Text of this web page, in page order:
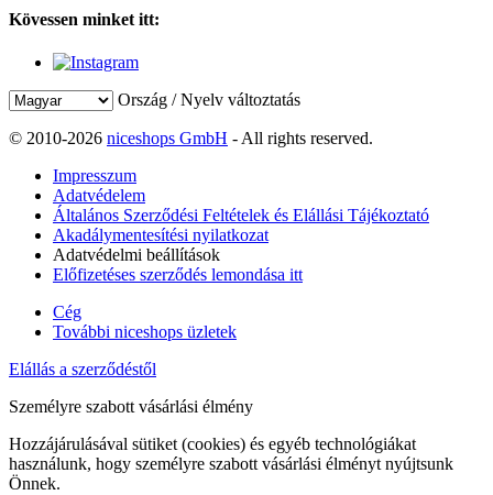
Kövessen minket itt:
Ország / Nyelv változtatás
© 2010-2026 niceshops GmbH - All rights reserved.
Impresszum
Adatvédelem
Általános Szerződési Feltételek és Elállási Tájékoztató
Akadálymentesítési nyilatkozat
Adatvédelmi beállítások
Előfizetéses szerződés lemondása itt
Cég
További niceshops üzletek
Elállás a szerződéstől
Személyre szabott vásárlási élmény
Hozzájárulásával sütiket (cookies) és egyéb technológiákat
használunk, hogy személyre szabott vásárlási élményt nyújtsunk
Önnek.